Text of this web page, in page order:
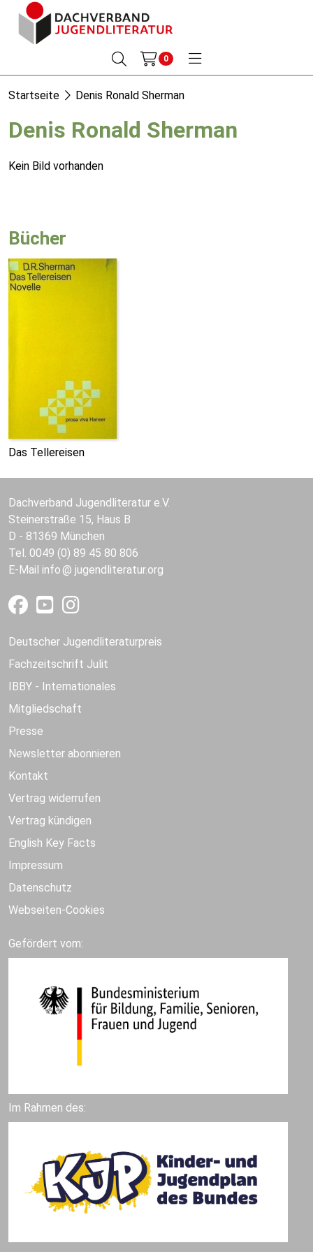
0
Startseite Denis Ronald Sherman
Denis Ronald Sherman
Kein Bild vorhanden
Bücher
Das Tellereisen
Dachverband Jugendliteratur e.V.
Steinerstraße 15, Haus B
D - 81369 München
Tel. 0049 (0) 89 45 80 806
E-Mail info jugendliteratur.org
Deutscher Jugendliteraturpreis
Fachzeitschrift Julit
IBBY - Internationales
Mitgliedschaft
Presse
Newsletter abonnieren
Kontakt
Vertrag widerrufen
Vertrag kündigen
English Key Facts
Impressum
Datenschutz
Webseiten-Cookies
Gefördert vom:
Im Rahmen des: